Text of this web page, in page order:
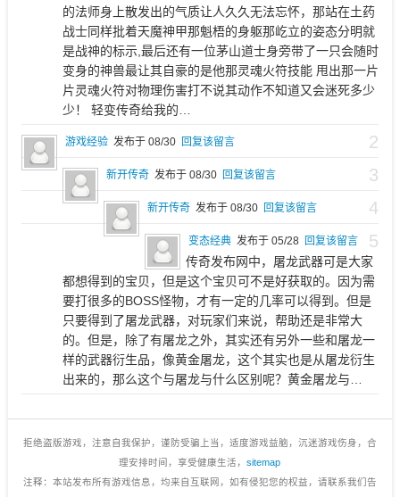
的法师身上散发出的气质让人久久无法忘怀，那站在土药
战士同样批着天魔神甲那魁梧的身躯那屹立的姿态分明就
是战神的标示,最后还有一位茅山道士身旁带了一只会随时
变身的神兽最让其自豪的是他那灵魂火符技能 甩出那一片
片灵魂火符对物理伤害打不说其动作不知道又会迷死多少
少！ 轻变传奇给我的…
2
游戏经验 发布于 08/30 回复该留言
3
新开传奇 发布于 08/30 回复该留言
4
新开传奇 发布于 08/30 回复该留言
5
变态经典 发布于 05/28 回复该留言
传奇发布网中，屠龙武器可是大家
都想得到的宝贝，但是这个宝贝可不是好获取的。因为需
要打很多的BOSS怪物，才有一定的几率可以得到。但是
只要得到了屠龙武器，对玩家们来说，帮助还是非常大
的。但是，除了有屠龙之外，其实还有另外一些和屠龙一
样的武器衍生品，像黄金屠龙，这个其实也是从屠龙衍生
出来的，那么这个与屠龙与什么区别呢？黄金屠龙与…
拒绝盗版游戏，注意自我保护，谨防受骗上当，适度游戏益脑，沉迷游戏伤身，合
理安排时间，享受健康生活，sitemap
注释：本站发布所有游戏信息，均来自互联网，如有侵犯您的权益，请联系我们告